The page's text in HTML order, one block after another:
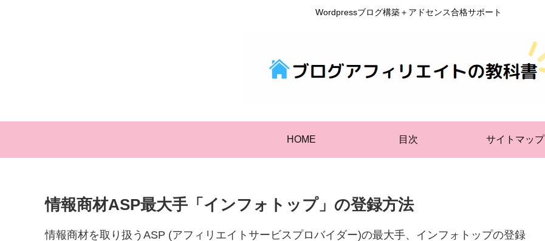
Wordpressブログ構築＋アドセンス合格サポート
HOME 目次 サイトマップ
情報商材ASP最大手「インフォトップ」の登録方法
情報商材を取り扱うASP (アフィリエイトサービスプロバイダー)の最大手、インフォトップの登録